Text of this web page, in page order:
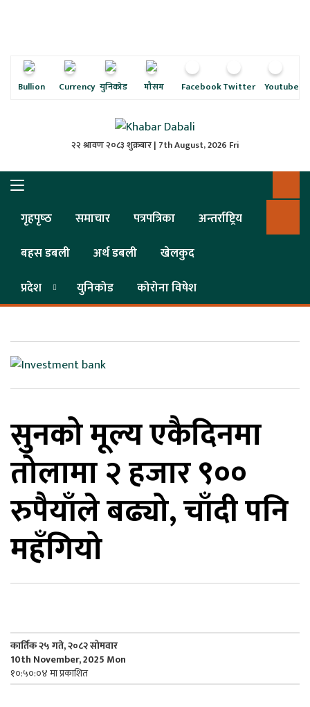
Bullion Currency युनिकोड मौसम FacebookTwitter Youtube
२२ श्रावण २०८३ शुक्रबार | 7th August, 2026 Fri
गृहपृष्‍ठ समाचार पत्रपत्रिका
अन्तर्राष्ट्रिय
बहस डबली
अर्थ डबली
खेलकुद
प्रदेश
युनिकोड कोरोना विषेश
सुनको मूल्य एकैदिनमा
तोलामा २ हजार ९००
रुपैयाँले बढ्यो, चाँदी पनि
महँगियो
कार्तिक २५ गते, २०८२ सोमवार
10th November, 2025 Mon
१०:५०:०४ मा प्रकाशित